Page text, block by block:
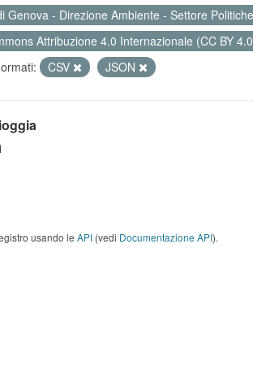
Genova - Direzione Ambiente - Settore
Attribuzione 4.0 Internazionale (CC BY
CSV JSON
usando le API (vedi Documentazione API).